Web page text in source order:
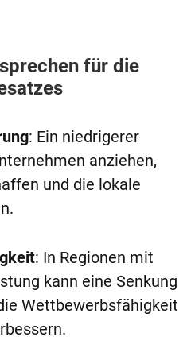
für die
: Ein niedrigerer
anziehen,
und die lokale
: In Regionen mit
kann eine Senkung
Wettbewerbsfähigkeit